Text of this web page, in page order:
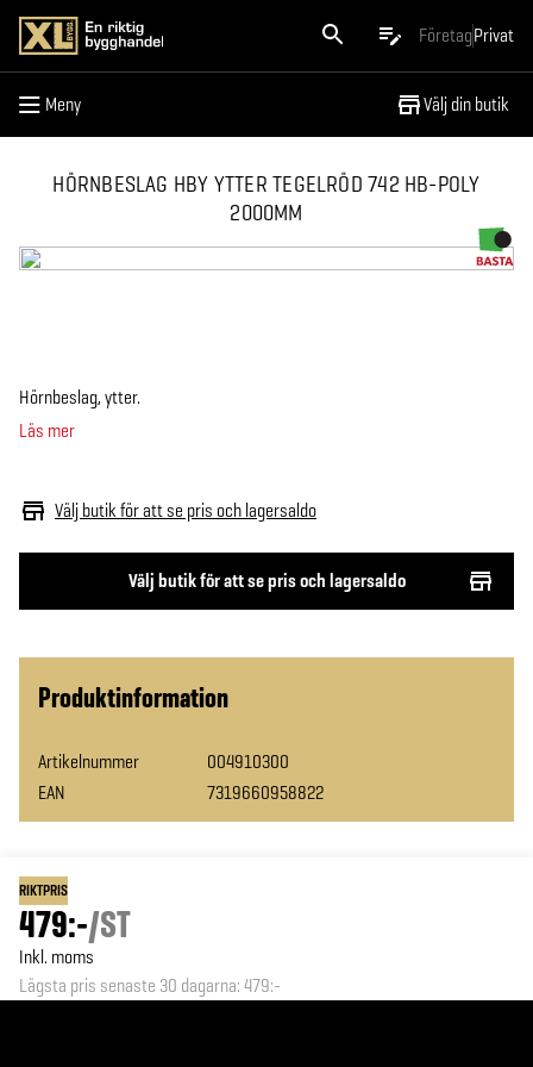
FöretagPrivat
Meny Välj din butik
Meny
HÖRNBESLAG HBY YTTER TEGELRÖD 742 HB-POLY
2000MM
Välj butik för att se pris och lagersaldo
Välj butik för att se pris och lagersaldo
Hörnbeslag, ytter.
Läs mer
Produktinformation
Artikelnummer
004910300
EAN
7319660958822
RIKTPRIS
479:-/ST
Inkl. moms
Lägsta pris senaste 30 dagarna:479:-